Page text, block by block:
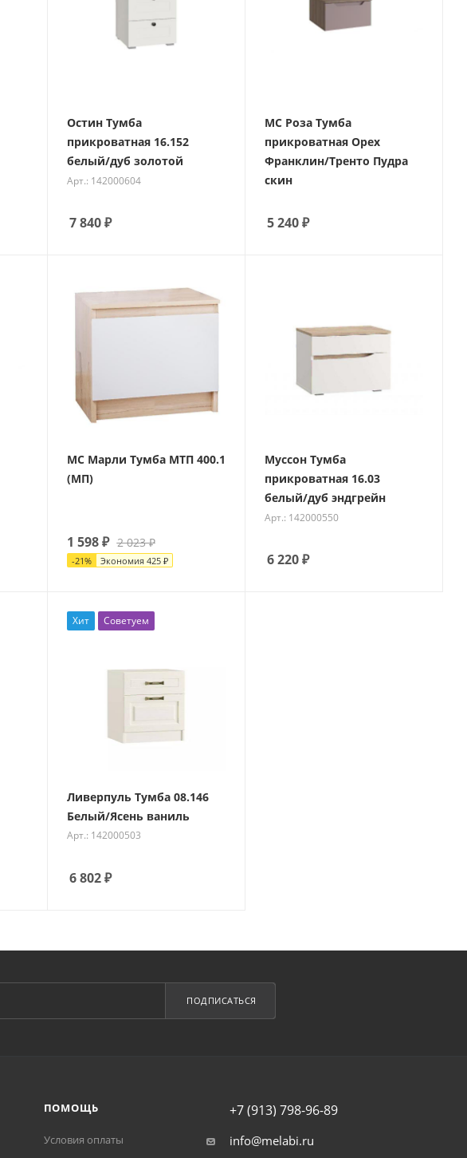
Остин Тумба
прикроватная 16.152
белый/дуб золотой
Арт.: 142000604
7 840₽
МС Роза Тумба
прикроватная Орех
Франклин/Тренто Пудра
скин
5 240₽
МС Марли Тумба МТП 400.1
(МП)
1 598₽ 2 023₽
-21% Экономия 425₽
Муссон Тумба
прикроватная 16.03
белый/дуб эндгрейн
Арт.: 142000550
6 220₽
Хит Советуем
Ливерпуль Тумба 08.146
Белый/Ясень ваниль
Арт.: 142000503
6 802₽
ПОДПИСАТЬСЯ
ПОМОЩЬ
Условия оплаты
+7 (913) 798-96-89
info@melabi.ru